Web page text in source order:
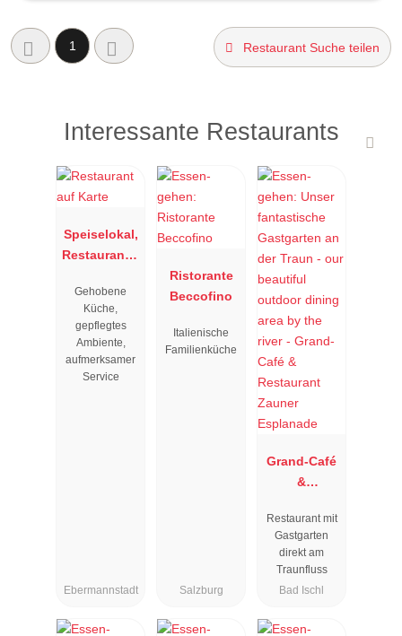
1 Restaurant Suche teilen
Interessante Restaurants
Speiselokal,
Restaurant "
"
Gehobene
Küche,
gepflegtes
Ambiente,
aufmerksamer
Service
Ebermannstadt
Ristorante
Beccofino
Italienische
Familienküche
Salzburg
Grand-Café
&
Zauner
Esplanade
Restaurant mit
Gastgarten
direkt am
Traunfluss
Bad Ischl